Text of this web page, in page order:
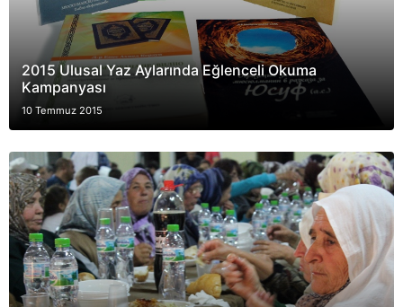
2015 Ulusal Yaz Aylarında Eğlenceli Okuma
Kampanyası
10 Temmuz 2015